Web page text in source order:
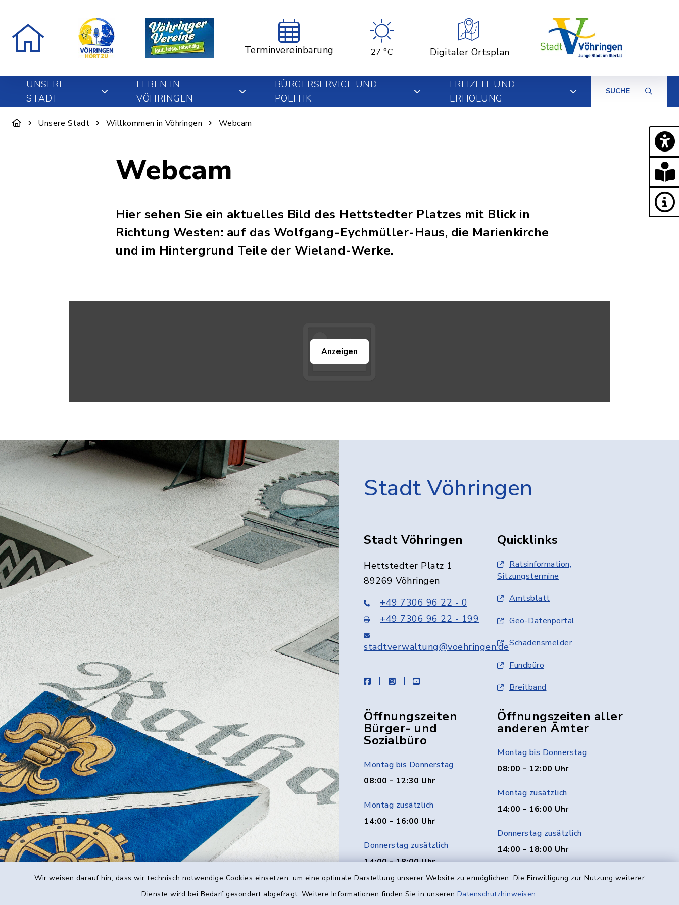
Wir weisen darauf hin, dass wir technisch notwendige Cookies einsetzen, um eine optimale Darstellung unserer Website zu ermöglichen. Die Einwilligung zur Nutzung weiterer
Dienste wird bei Bedarf gesondert abgefragt. Weitere Informationen finden Sie in unseren Datenschutzhinweisen.
Terminvereinbarung 27 °C Digitaler Ortsplan
UNSERE
STADT
LEBEN IN
VÖHRINGEN
BÜRGERSERVICE UND
POLITIK
FREIZEIT UND
ERHOLUNG
SUCHE
Unsere Stadt Willkommen in Vöhringen Webcam
Webcam
Hier sehen Sie ein aktuelles Bild des Hettstedter Platzes mit Blick in
Richtung Westen: auf das Wolfgang-Eychmüller-Haus, die Marienkirche
und im Hintergrund Teile der Wieland-Werke.
Anzeigen
Stadt Vöhringen
Stadt Vöhringen
Hettstedter Platz 1
89269 Vöhringen
+49 7306 96 22 - 0
+49 7306 96 22 - 199
stadtverwaltung@voehringen.de
facebookinstagramyoutube
Quicklinks
Ratsinformation,
Sitzungstermine
Amtsblatt
Geo-Datenportal
Schadensmelder
Fundbüro
Breitband
Öffnungszeiten
Bürger- und
Sozialbüro
Montag bis Donnerstag
08:00 - 12:30 Uhr
Montag zusätzlich
14:00 - 16:00 Uhr
Donnerstag zusätzlich
14:00 - 18:00 Uhr
Öffnungszeiten aller
anderen Ämter
Montag bis Donnerstag
08:00 - 12:00 Uhr
Montag zusätzlich
14:00 - 16:00 Uhr
Donnerstag zusätzlich
14:00 - 18:00 Uhr
Freitag
08:00 - 12:00 Uhr